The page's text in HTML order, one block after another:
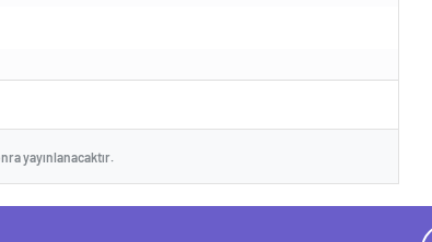
yayınlanacaktır.